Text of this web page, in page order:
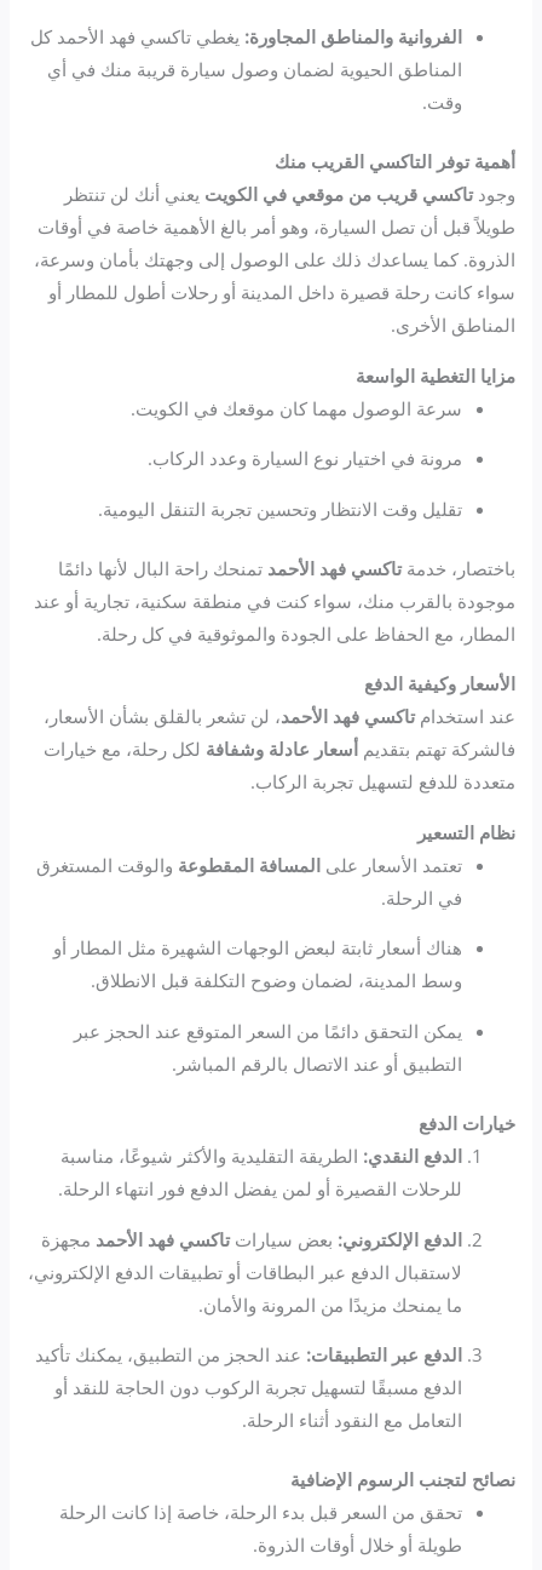
الفروانية والمناطق المجاورة: يغطي تاكسي فهد الأحمد كل
المناطق الحيوية لضمان وصول سيارة قريبة منك في أي
وقت.
أهمية توفر التاكسي القريب منك
وجودتاكسي قريب من موقعي في الكويت يعني أنك لن تنتظر
طويلاً قبل أن تصل السيارة، وهو أمر بالغ الأهمية خاصة في أوقات
الذروة. كما يساعدك ذلك على الوصول إلى وجهتك بأمان وسرعة،
سواء كانت رحلة قصيرة داخل المدينة أو رحلات أطول للمطار أو
المناطق الأخرى.
مزايا التغطية الواسعة
سرعة الوصول مهما كان موقعك في الكويت.
مرونة في اختيار نوع السيارة وعدد الركاب.
تقليل وقت الانتظار وتحسين تجربة التنقل اليومية.
باختصار، خدمةتاكسي فهد الأحمد تمنحك راحة البال لأنها دائمًا
موجودة بالقرب منك، سواء كنت في منطقة سكنية، تجارية أو عند
المطار، مع الحفاظ على الجودة والموثوقية في كل رحلة.
الأسعار وكيفية الدفع
عند استخدامتاكسي فهد الأحمد، لن تشعر بالقلق بشأن الأسعار،
فالشركة تهتم بتقديمأسعار عادلة وشفافة لكل رحلة، مع خيارات
متعددة للدفع لتسهيل تجربة الركاب.
نظام التسعير
تعتمد الأسعار علىالمسافة المقطوعة والوقت المستغرق
في الرحلة.
هناك أسعار ثابتة لبعض الوجهات الشهيرة مثل المطار أو
وسط المدينة، لضمان وضوح التكلفة قبل الانطلاق.
يمكن التحقق دائمًا من السعر المتوقع عند الحجز عبر
التطبيق أو عند الاتصال بالرقم المباشر.
خيارات الدفع
الدفع النقدي: الطريقة التقليدية والأكثر شيوعًا، مناسبة
للرحلات القصيرة أو لمن يفضل الدفع فور انتهاء الرحلة.
الدفع الإلكتروني: بعض سياراتتاكسي فهد الأحمد مجهزة
لاستقبال الدفع عبر البطاقات أو تطبيقات الدفع الإلكتروني،
ما يمنحك مزيدًا من المرونة والأمان.
الدفع عبر التطبيقات: عند الحجز من التطبيق، يمكنك تأكيد
الدفع مسبقًا لتسهيل تجربة الركوب دون الحاجة للنقد أو
التعامل مع النقود أثناء الرحلة.
نصائح لتجنب الرسوم الإضافية
تحقق من السعر قبل بدء الرحلة، خاصة إذا كانت الرحلة
طويلة أو خلال أوقات الذروة.